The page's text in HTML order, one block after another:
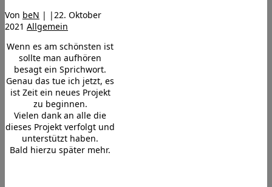
Von beN | | 22. Oktober
2021 Allgemein
Wenn es am schönsten ist
sollte man aufhören
besagt ein Sprichwort.
Genau das tue ich jetzt, es
ist Zeit ein neues Projekt
zu beginnen.
Vielen dank an alle die
dieses Projekt verfolgt und
unterstützt haben.
Bald hierzu später mehr.